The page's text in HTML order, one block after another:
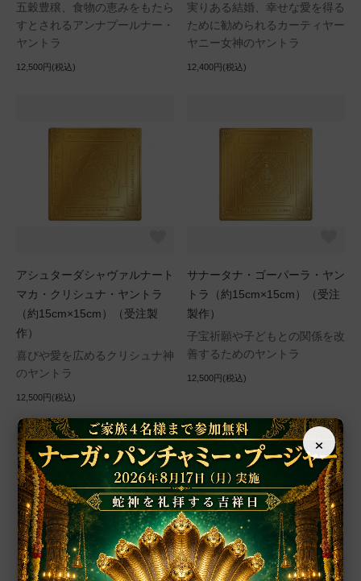
五穀豊穣、食物の恵みをもたら
すとされるアンナプールナー・
ヤントラ
12,500円(税込)
実りある結婚、幸せな愛を得る
ために勧められるカーティヤー
ヤニー女神のヤントラ
12,400円(税込)
アシュターダシャヴァルナート
マカ・クリシュナ・ヤントラ
（約15cm×15cm）（受注製
作）
喜びや愛を広めるクリシュナ神
のヤントラ
12,500円(税込)
サナータナ・ゴーパーラ・ヤン
トラ（約15cm×15cm）（受注
製作）
子宝祈願や子どもとの関係を改
善するためのヤントラ
12,500円(税込)
×